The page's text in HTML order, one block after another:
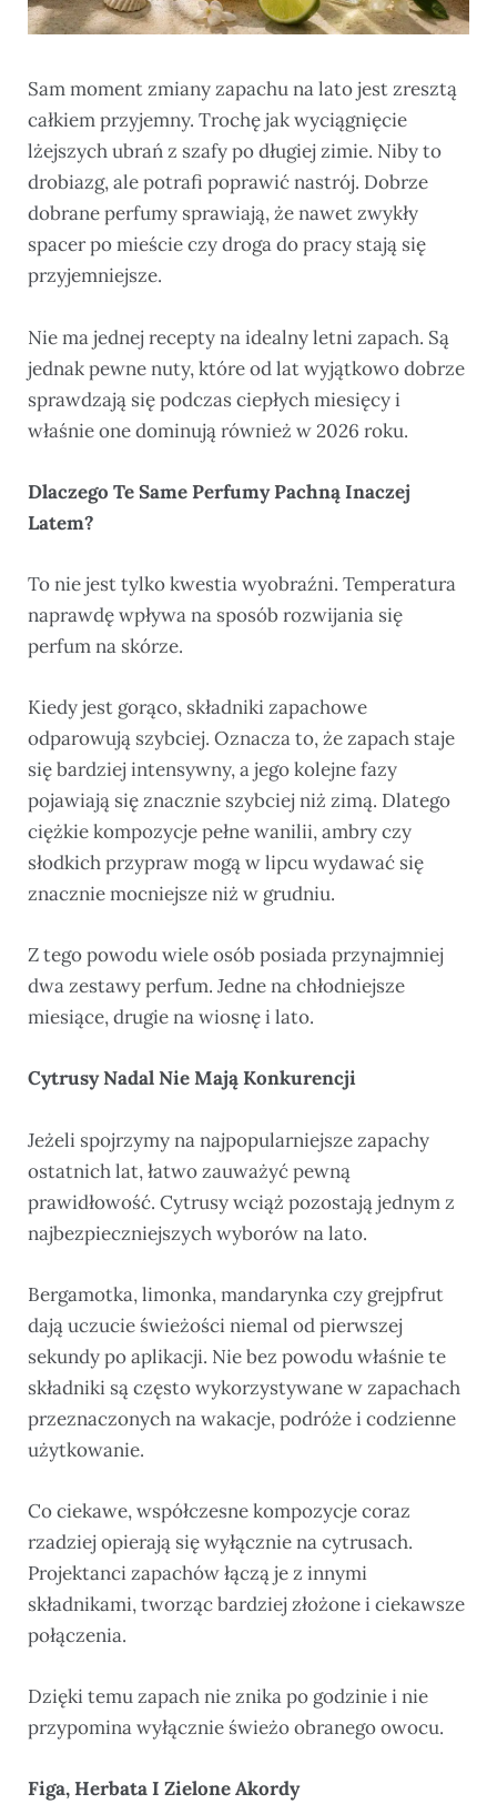
Sam moment zmiany zapachu na lato jest zresztą
całkiem przyjemny. Trochę jak wyciągnięcie
lżejszych ubrań z szafy po długiej zimie. Niby to
drobiazg, ale potrafi poprawić nastrój. Dobrze
dobrane perfumy sprawiają, że nawet zwykły
spacer po mieście czy droga do pracy stają się
przyjemniejsze.
Nie ma jednej recepty na idealny letni zapach. Są
jednak pewne nuty, które od lat wyjątkowo dobrze
sprawdzają się podczas ciepłych miesięcy i
właśnie one dominują również w 2026 roku.
Dlaczego Te Same Perfumy Pachną Inaczej
Latem?
To nie jest tylko kwestia wyobraźni. Temperatura
naprawdę wpływa na sposób rozwijania się
perfum na skórze.
Kiedy jest gorąco, składniki zapachowe
odparowują szybciej. Oznacza to, że zapach staje
się bardziej intensywny, a jego kolejne fazy
pojawiają się znacznie szybciej niż zimą. Dlatego
ciężkie kompozycje pełne wanilii, ambry czy
słodkich przypraw mogą w lipcu wydawać się
znacznie mocniejsze niż w grudniu.
Z tego powodu wiele osób posiada przynajmniej
dwa zestawy perfum. Jedne na chłodniejsze
miesiące, drugie na wiosnę i lato.
Cytrusy Nadal Nie Mają Konkurencji
Jeżeli spojrzymy na najpopularniejsze zapachy
ostatnich lat, łatwo zauważyć pewną
prawidłowość. Cytrusy wciąż pozostają jednym z
najbezpieczniejszych wyborów na lato.
Bergamotka, limonka, mandarynka czy grejpfrut
dają uczucie świeżości niemal od pierwszej
sekundy po aplikacji. Nie bez powodu właśnie te
składniki są często wykorzystywane w zapachach
przeznaczonych na wakacje, podróże i codzienne
użytkowanie.
Co ciekawe, współczesne kompozycje coraz
rzadziej opierają się wyłącznie na cytrusach.
Projektanci zapachów łączą je z innymi
składnikami, tworząc bardziej złożone i ciekawsze
połączenia.
Dzięki temu zapach nie znika po godzinie i nie
przypomina wyłącznie świeżo obranego owocu.
Figa, Herbata I Zielone Akordy